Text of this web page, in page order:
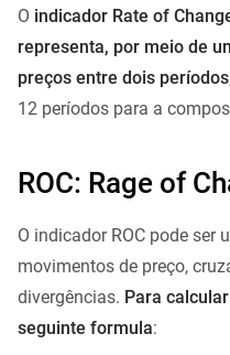
O indicador Rate of
representa, por meio de
preços entre dois períodos
12 períodos para a
ROC: Rage of
O indicador ROC pode
movimentos de preço,
divergências. Para
seguinte formula: